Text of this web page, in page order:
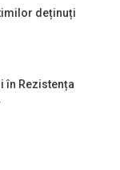
deținuți
în Rezistența